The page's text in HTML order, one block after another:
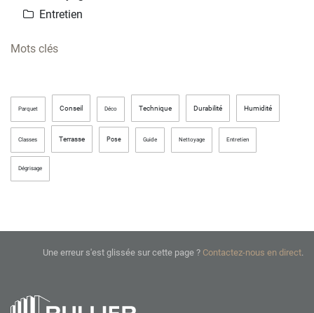
Entretien
Mots clés
Parquet Conseil Déco Technique Durabilité Humidité
Classes Terrasse Pose Guide Nettoyage Entretien
Dégrisage
Une erreur s'est glissée sur cette page ? Contactez-nous en direct.